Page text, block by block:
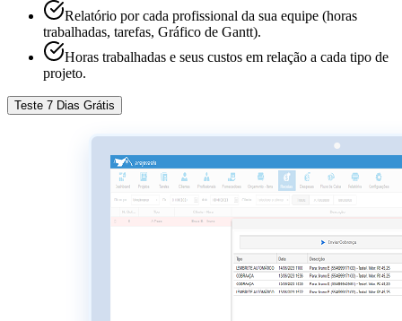
Relatório por cada profissional da sua equipe (horas
trabalhadas, tarefas, Gráfico de Gantt).
Horas trabalhadas e seus custos em relação a cada tipo de
projeto.
Teste 7 Dias Grátis